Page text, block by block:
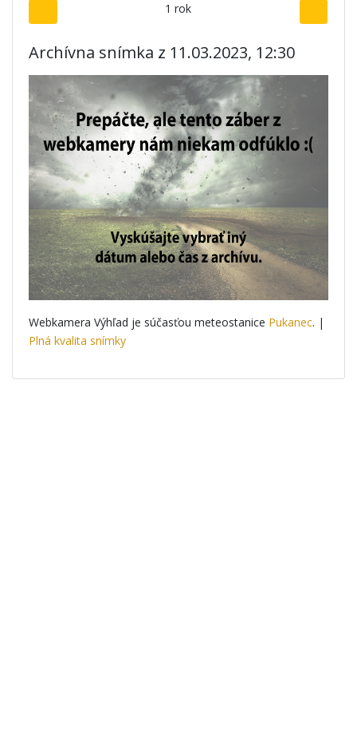
1 rok
Archívna snímka z 11.03.2023, 12:30
Webkamera Výhľad je súčasťou meteostanice Pukanec. |
Plná kvalita snímky